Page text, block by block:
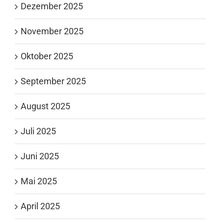
Dezember 2025
November 2025
Oktober 2025
September 2025
August 2025
Juli 2025
Juni 2025
Mai 2025
April 2025